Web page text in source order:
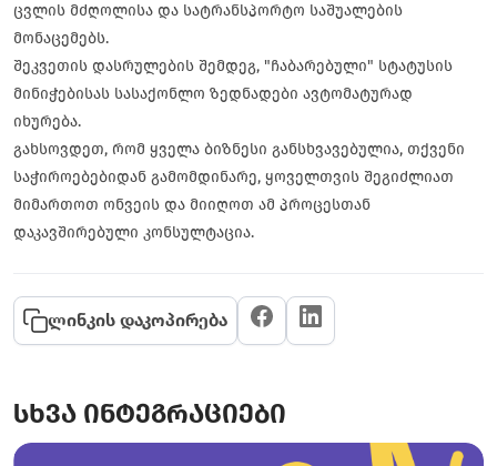
ცვლის მძღოლისა და სატრანსპორტო საშუალების
მონაცემებს.
შეკვეთის დასრულების შემდეგ, "ჩაბარებული" სტატუსის
მინიჭებისას სასაქონლო ზედნადები ავტომატურად
იხურება.
გახსოვდეთ, რომ ყველა ბიზნესი განსხვავებულია, თქვენი
საჭიროებებიდან გამომდინარე, ყოველთვის შეგიძლიათ
მიმართოთ ონვეის და მიიღოთ ამ პროცესთან
დაკავშირებული კონსულტაცია.
ლინკის დაკოპირება
სხვა ინტეგრაციები